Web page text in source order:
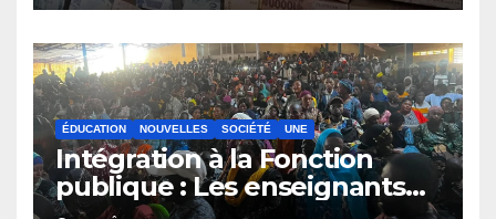
ÉDUCATION NOUVELLES SOCIÉTÉ UNE
Intégration à la Fonction
publique : Les enseignants